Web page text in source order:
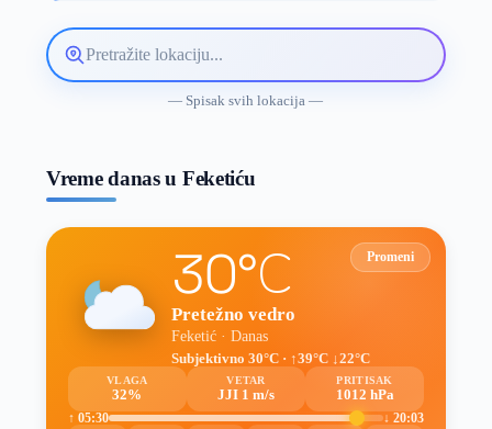
Pretražite
lokaciju
— Spisak svih lokacija —
Vreme danas u Feketiću
Promeni
30°C
Pretežno vedro
Feketić · Danas
Subjektivno 30°C · ↑39°C ↓22°C
VLAGA
32%
VETAR
JJI 1 m/s
PRITISAK
1012 hPa
↑ 05:30
↓ 20:03